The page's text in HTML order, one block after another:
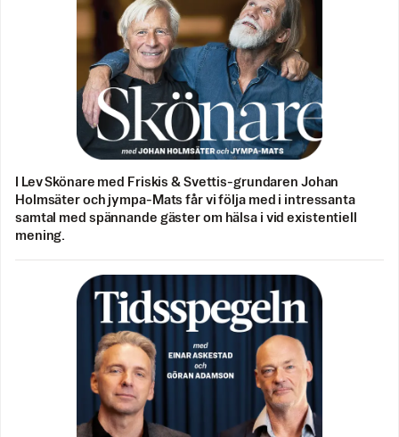
I Lev Skönare med Friskis & Svettis-grundaren Johan
Holmsäter och jympa-Mats får vi följa med i intressanta
samtal med spännande gäster om hälsa i vid existentiell
mening.